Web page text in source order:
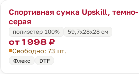
Спортивная сумка Upskill, темно-
серая
полиэстер 100% 59,7x28x28 см
от 1 998 ₽
Свободно: 73 шт.
Флекс DTF